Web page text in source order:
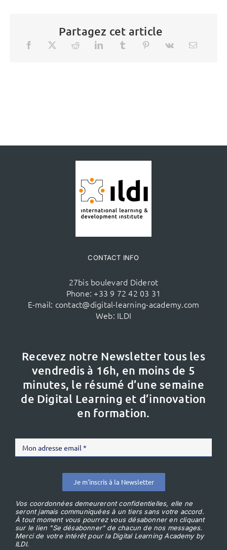
Partagez cet article
CONTACT INFO
27bis boulevard Diderot
Phone: +33 9 72 42 03 31
E-mail: contact@digital-learning-academy.com
Web: ILDI
Recevez notre Newsletter tous les
vendredis à 16h, en moins de 5
minutes, le résumé d’une semaine
de Digital Learning et d’innovation
en formation.
Je m'inscris à la Newsletter
Vos coordonnées demeureront confidentielles, elle ne
seront jamais communiquées à un tiers sans votre accord.
À tout moment vous pourrez vous désabonner en cliquant
sur le lien "Se désabonner" de chacun de nos messages.
Merci de votre intérêt pour la Digital Learning Academy by
ILDI.